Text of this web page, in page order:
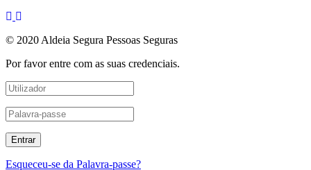
© 2020 Aldeia Segura Pessoas Seguras
Por favor entre com as suas credenciais.
Esqueceu-se da Palavra-passe?